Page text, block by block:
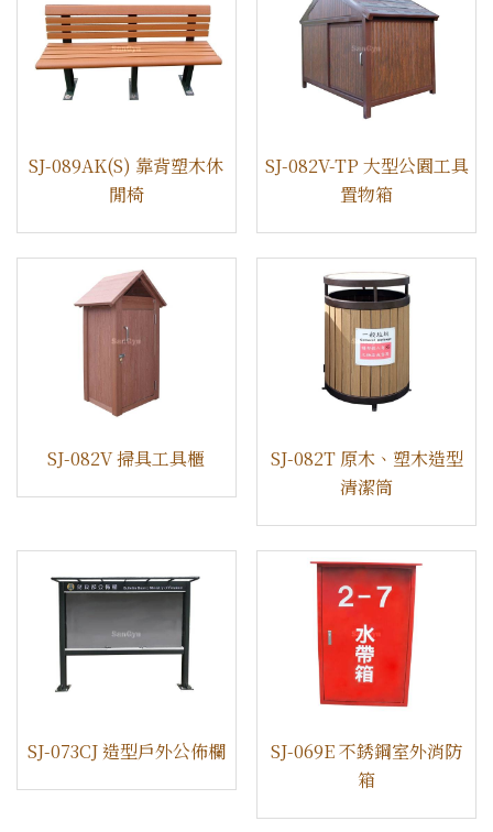
SJ-089AK(S) 靠背塑木休
閒椅
SJ-082V-TP 大型公園工具
置物箱
​SJ-082V 掃具工具櫃
SJ-082T 原木、塑木造型
清潔筒
SJ-073CJ 造型戶外公佈欄
​SJ-069E 不銹鋼室外消防
箱